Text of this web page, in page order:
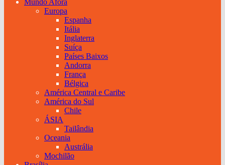
Europa
Espanha
Itália
Inglaterra
Suíça
Países Baixos
Andorra
França
Bélgica
América Central e Caribe
América do Sul
Chile
ÁSIA
Tailândia
Oceania
Austrália
Mochilão